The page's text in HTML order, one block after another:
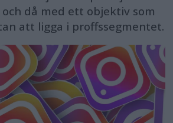
då med ett objektiv som
att ligga i proffssegmentet.